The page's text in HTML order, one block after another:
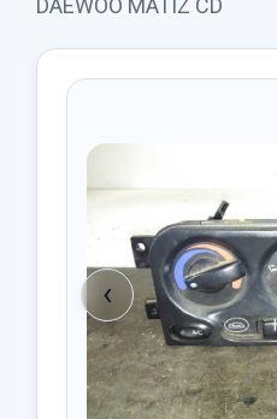
DAEWOO MATIZ CD
‹